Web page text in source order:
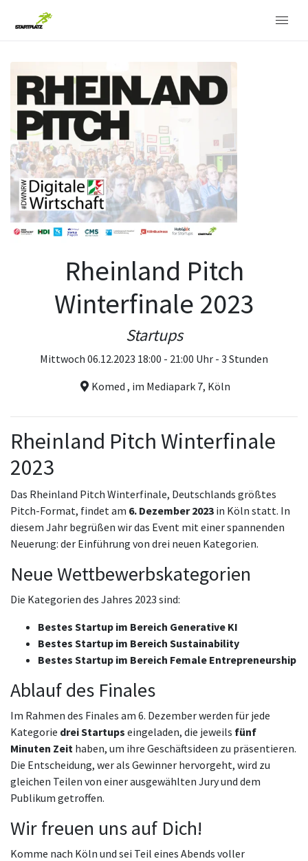
Rheinland Pitch
Winterfinale 2023
Startups
Mittwoch 06.12.2023 18:00 - 21:00 Uhr - 3 Stunden
Komed , im Mediapark 7, Köln
Rheinland Pitch Winterfinale
2023
Das Rheinland Pitch Winterfinale, Deutschlands größtes
Pitch-Format, findet am 6. Dezember 2023 in Köln statt. In
diesem Jahr begrüßen wir das Event mit einer spannenden
Neuerung: der Einführung von drei neuen Kategorien.
Neue Wettbewerbskategorien
Die Kategorien des Jahres 2023 sind:
Bestes Startup im Bereich Generative KI
Bestes Startup im Bereich Sustainability
Bestes Startup im Bereich Female Entrepreneurship
Ablauf des Finales
Im Rahmen des Finales am 6. Dezember werden für jede
Kategorie drei Startups eingeladen, die jeweils fünf
Minuten Zeit haben, um ihre Geschäftsideen zu präsentieren.
Die Entscheidung, wer als Gewinner hervorgeht, wird zu
gleichen Teilen von einer ausgewählten Jury und dem
Publikum getroffen.
Wir freuen uns auf Dich!
Komme nach Köln und sei Teil eines Abends voller